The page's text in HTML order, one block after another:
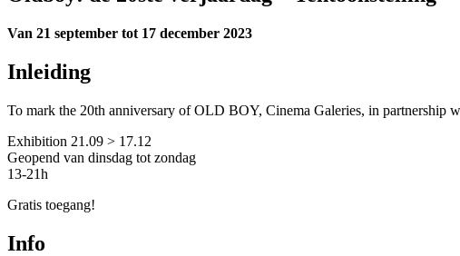
Van 21 september tot 17 december 2023
Inleiding
To mark the 20th anniversary of OLD BOY, Cinema Galeries, in partnership
Exhibition 21.09 > 17.12
Geopend van dinsdag tot zondag
13-21h
Gratis toegang!
Info